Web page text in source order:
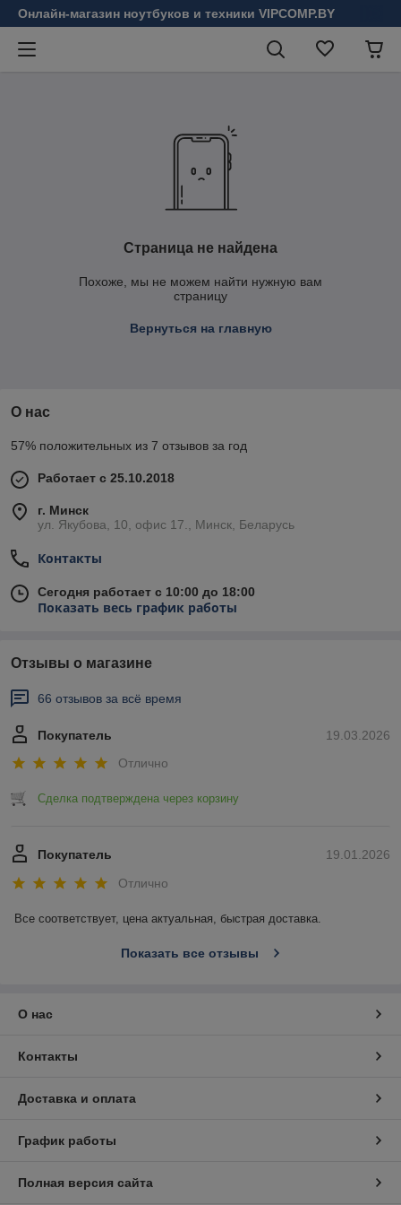
Онлайн-магазин ноутбуков и техники VIPCOMP.BY
Страница не найдена
Похоже, мы не можем найти нужную вам
страницу
Вернуться на главную
О нас
57% положительных из 7 отзывов за год
Работает с 25.10.2018
г. Минск
ул. Якубова, 10, офис 17., Минск, Беларусь
Контакты
Сегодня работает с 10:00 до 18:00
Показать весь график работы
Отзывы о магазине
66 отзывов за всё время
19.03.2026
Покупатель
Отлично
Сделка подтверждена через корзину
19.01.2026
Покупатель
Отлично
Все соответствует, цена актуальная, быстрая доставка.
Показать все отзывы
О нас
Контакты
Доставка и оплата
График работы
Полная версия сайта